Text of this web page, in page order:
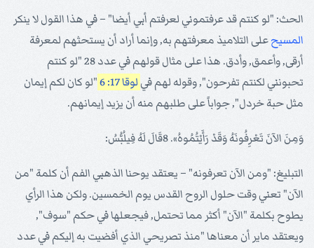
الحث: "لو كنتم قد عرفتموني لعرفتم أبي أيضا" – في هذا القول لا ينكر
المسيحعلى التلاميذ معرفتهم به, وإنما أراد أن يستحثهم لمعرفة
أرقى, وأعمق, وأدق. هذا على مثال قولهم في عدد 28 "لو كنتم
تحبونني لكنتم تفرحون", وقوله لهم في لوقا 17: 6
"لو كان لكم إيمان
مثل حبة خردل", جواباً على طلبهم منه أن يزيد إيمانهم.
وَمِنَ الآنَ تَعْرِفُونَهُ وَقَدْ رَأَيْتُمُوهُ». 8قَالَ لَهُ فِيلُبُّسُ:
التبليغ: "ومن الآن تعرفونه" – يعتقد يوحنا الذهبي الفم أن كلمة "من
الآن" تعني وقت حلول الروح القدس يوم الخمسين. ولكن هذا الرأي
يطوح بكلمة "الآن" أكثر مما تحتمل, فيجعلها في حكم "سوف",
ويعتقد ماير أن معناها "منذ تصريحي الذي أفضيت به إليكم في عدد